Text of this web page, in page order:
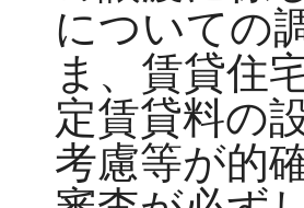
についての
ま、賃貸住
定賃貸料の
考慮等が的